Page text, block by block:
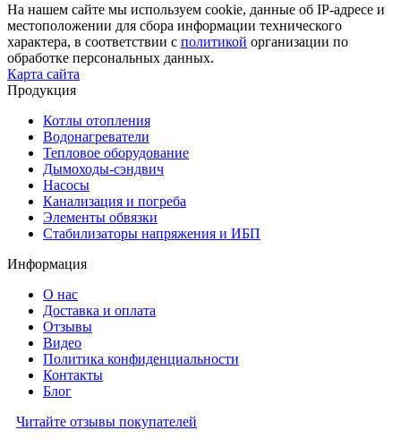
На нашем сайте мы используем cookie, данные об IP-адресе и
местоположении для сбора информации технического
характера, в соответствии с политикой организации по
обработке персональных данных.
Карта сайта
Продукция
Котлы отопления
Водонагреватели
Тепловое оборудование
Дымоходы-сэндвич
Насосы
Канализация и погреба
Элементы обвязки
Стабилизаторы напряжения и ИБП
Информация
О нас
Доставка и оплата
Отзывы
Видео
Политика конфиденциальности
Контакты
Блог
Читайте отзывы покупателей